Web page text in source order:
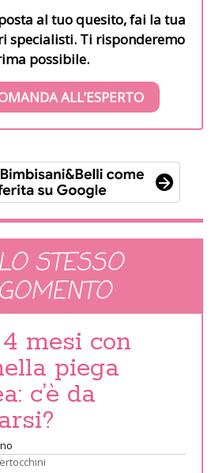
al tuo quesito, fai la tua
specialisti. Ti risponderemo
possibile.
ALL’ESPERTO
STESSO
mesi con
piega
c’è da